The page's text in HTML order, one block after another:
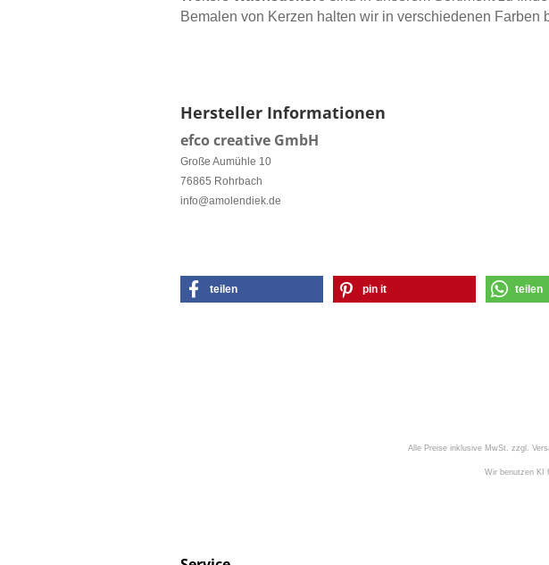
Bemalen von Kerzen halten wir in verschiedenen Farben
Hersteller Informationen
efco creative GmbH
Große Aumühle 10
76865 Rohrbach
info@amolendiek.de
teilen pin it teilen
Alle Preise inklusive MwSt. zzgl.
Wir benutzen KI